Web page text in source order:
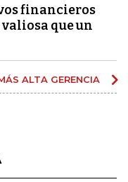
financieros
que un
ALTA GERENCIA